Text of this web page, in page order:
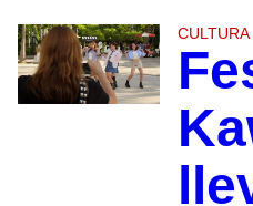
CULTURA